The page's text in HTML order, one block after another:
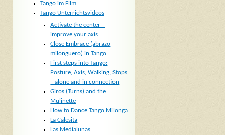
Tango im Film
Tango Unterrichtsvideos
Activate the center –
improve your axis
Close Embrace (abrazo
milonguero) in Tango
First steps into Tango:
Posture, Axis, Walking, Stops
– alone and in connection
Giros (Turns) and the
Mulinette
How to Dance Tango Milonga
La Calesita
Las Medialunas